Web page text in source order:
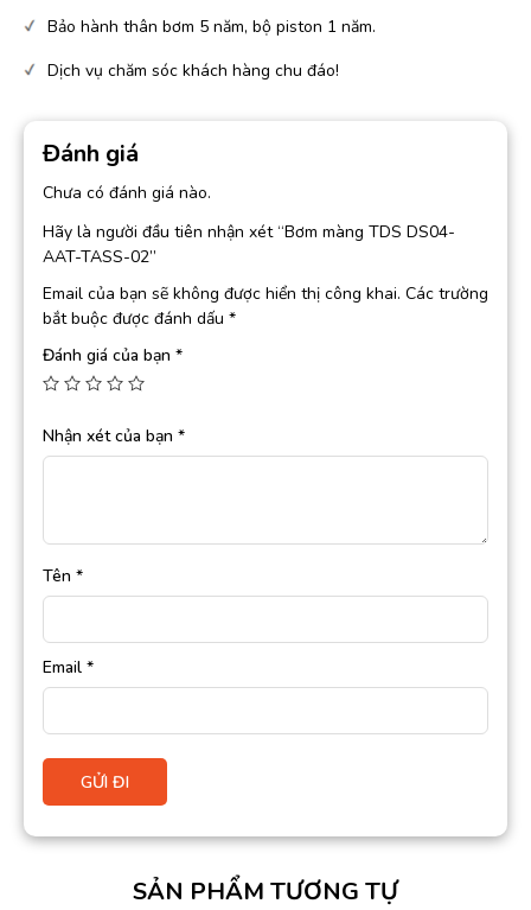
Bảo hành thân bơm 5 năm, bộ piston 1 năm.
Dịch vụ chăm sóc khách hàng chu đáo!
Đánh giá
Chưa có đánh giá nào.
Hãy là người đầu tiên nhận xét “Bơm màng TDS DS04-
AAT-TASS-02”
Email của bạn sẽ không được hiển thị công khai. Các trường
bắt buộc được đánh dấu *
Đánh giá của bạn *
Nhận xét của bạn *
Tên *
Email *
SẢN PHẨM TƯƠNG TỰ